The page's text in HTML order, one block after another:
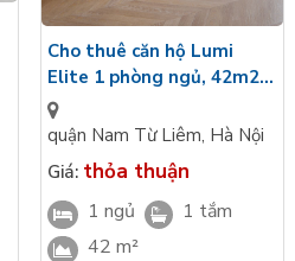
Cho thuê căn hộ Lumi
Elite 1 phòng ngủ, 42m2,
hướng chính Đông, full đồ
quận Nam Từ Liêm, Hà Nội
Giá: thỏa thuận
1 ngủ
1 tắm
42 m²